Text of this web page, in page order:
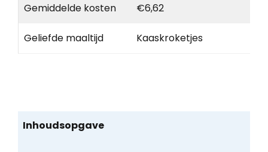
Gemiddelde kosten €6,62
Geliefde maaltijd Kaaskroketjes
Inhoudsopgave